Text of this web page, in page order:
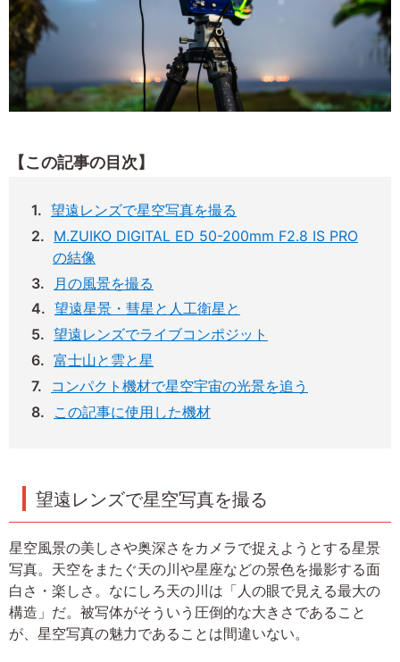
【この記事の目次】
望遠レンズで星空写真を撮る
M.ZUIKO DIGITAL ED 50-200mm F2.8 IS PRO
の結像
月の風景を撮る
望遠星景・彗星と人工衛星と
望遠レンズでライブコンポジット
富士山と雲と星
コンパクト機材で星空宇宙の光景を追う
この記事に使用した機材
望遠レンズで星空写真を撮る
星空風景の美しさや奥深さをカメラで捉えようとする星景
写真。天空をまたぐ天の川や星座などの景色を撮影する面
白さ・楽しさ。なにしろ天の川は「人の眼で見える最大の
構造」だ。被写体がそういう圧倒的な大きさであること
が、星空写真の魅力であることは間違いない。